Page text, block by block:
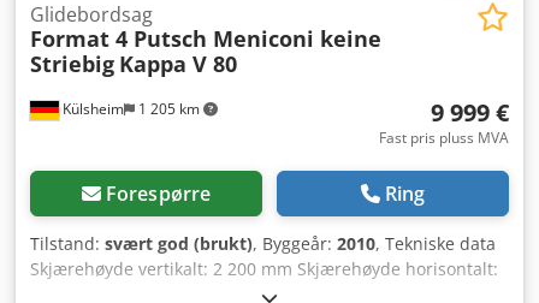
Külsheim 1 205 km
Glidebordsag
Format 4 Putsch Meniconi keine
Striebig Kappa V 80
9 999 €
Fast pris pluss MVA
Forespørre Ring
Tilstand: svært god (brukt), Byggeår: 2010, Tekniske data
Skjærehøyde vertikalt: 2 200 mm Skjærehøyde horisontalt:
2 080 mm Avsugstilkobling: 2 x 100 mm Bredde: 1 700 mm